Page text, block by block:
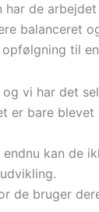
har de
til
vi har det
er bare
kan de
de bruger